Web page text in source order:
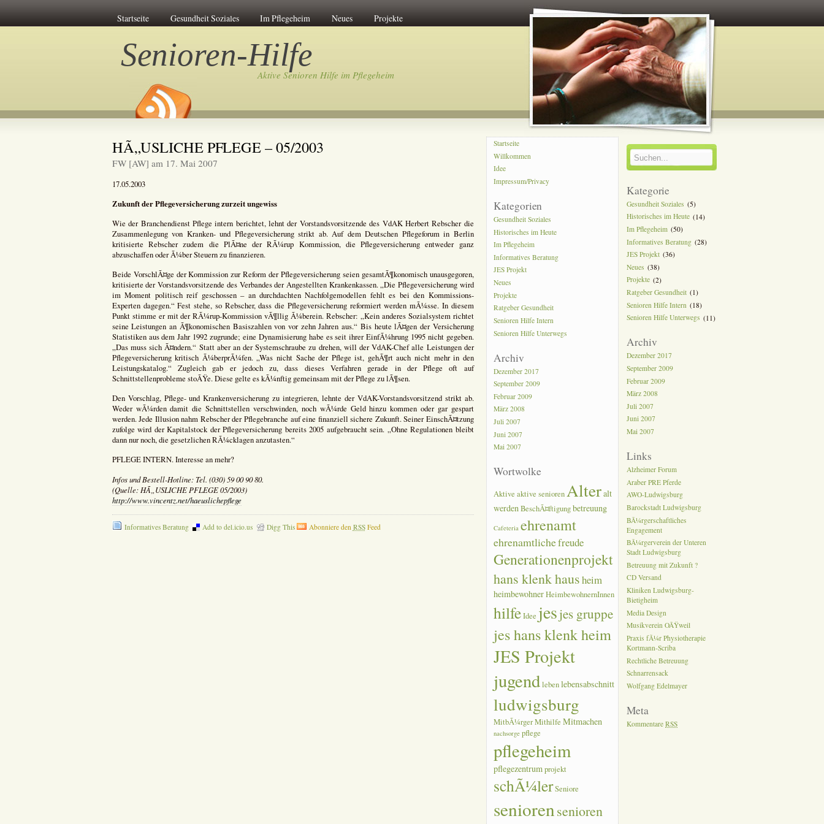
Startseite Gesundheit Soziales Im Pflegeheim Neues Projekte
Senioren-Hilfe
Aktive Senioren Hilfe im Pflegeheim
HÃ„USLICHE PFLEGE – 05/2003
FW [AW] am 17. Mai 2007
17.05.2003
Zukunft der Pflegeversicherung zurzeit ungewiss
Wie der Branchendienst Pflege intern berichtet, lehnt der Vorstandsvorsitzende des VdAK Herbert Rebscher die
Zusammenlegung von Kranken- und Pflegeversicherung strikt ab. Auf dem Deutschen Pflegeforum in Berlin
kritisierte Rebscher zudem die PlÃ¤ne der RÃ¼rup Kommission, die Pflegeversicherung entweder ganz
abzuschaffen oder Ã¼ber Steuern zu finanzieren.
Beide VorschlÃ¤ge der Kommission zur Reform der Pflegeversicherung seien gesamtÃ¶konomisch unausgegoren,
kritisierte der Vorstandsvorsitzende des Verbandes der Angestellten Krankenkassen. „Die Pflegeversicherung wird
im Moment politisch reif geschossen – an durchdachten Nachfolgemodellen fehlt es bei den Kommissions-
Experten dagegen.“ Fest stehe, so Rebscher, dass die Pflegeversicherung reformiert werden mÃ¼sse. In diesem
Punkt stimme er mit der RÃ¼rup-Kommission vÃ¶llig Ã¼berein. Rebscher: „Kein anderes Sozialsystem richtet
seine Leistungen an Ã¶konomischen Basiszahlen von vor zehn Jahren aus.“ Bis heute lÃ¤gen der Versicherung
Statistiken aus dem Jahr 1992 zugrunde; eine Dynamisierung habe es seit ihrer EinfÃ¼hrung 1995 nicht gegeben.
„Das muss sich Ã¤ndern.“ Statt aber an der Systemschraube zu drehen, will der VdAK-Chef alle Leistungen der
Pflegeversicherung kritisch Ã¼berprÃ¼fen. „Was nicht Sache der Pflege ist, gehÃ¶rt auch nicht mehr in den
Leistungskatalog.“ Zugleich gab er jedoch zu, dass dieses Verfahren gerade in der Pflege oft auf
Schnittstellenprobleme stoÃŸe. Diese gelte es kÃ¼nftig gemeinsam mit der Pflege zu lÃ¶sen.
Den Vorschlag, Pflege- und Krankenversicherung zu integrieren, lehnte der VdAK-Vorstandsvorsitzend strikt ab.
Weder wÃ¼rden damit die Schnittstellen verschwinden, noch wÃ¼rde Geld hinzu kommen oder gar gespart
werden. Jede Illusion nahm Rebscher der Pflegebranche auf eine finanziell sichere Zukunft. Seiner EinschÃ¤tzung
zufolge wird der Kapitalstock der Pflegeversicherung bereits 2005 aufgebraucht sein. „Ohne Regulationen bleibt
dann nur noch, die gesetzlichen RÃ¼cklagen anzutasten.“
PFLEGE INTERN. Interesse an mehr?
Infos und Bestell-Hotline: Tel. (030) 59 00 90 80.
(Quelle: HÃ„USLICHE PFLEGE 05/2003)
http://www.vincentz.net/haeuslichepflege
Informatives Beratung Add to del.icio.us Digg This Abonniere den RSSFeed
Startseite
Willkommen
Idee
Impressum/Privacy
Kategorien
Gesundheit Soziales
Historisches im Heute
Im Pflegeheim
Informatives Beratung
JES Projekt
Neues
Projekte
Ratgeber Gesundheit
Senioren Hilfe Intern
Senioren Hilfe Unterwegs
Archiv
Dezember 2017
September 2009
Februar 2009
März 2008
Juli 2007
Juni 2007
Mai 2007
Wortwolke
Aktive aktive seniorenAlteralt
werdenBeschÃ¤ftigungbetreuung
Cafeteria ehrenamt
ehrenamtlichefreude
Generationenprojekt
hans klenk hausheim
heimbewohnerHeimbewohnernInnen
hilfeIdee jesjes gruppe
jes hans klenk heim
JES Projekt
jugendlebenlebensabschnitt
ludwigsburg
MitbÃ¼rgerMithilfe Mitmachen
nachsorge pflege
pflegeheim
pflegezentrumprojekt
schÃ¼lerSeniore
seniorensenioren
Kategorie
Gesundheit Soziales (5)
Historisches im Heute (14)
Im Pflegeheim (50)
Informatives Beratung (28)
JES Projekt (36)
Neues (38)
Projekte (2)
Ratgeber Gesundheit (1)
Senioren Hilfe Intern (18)
Senioren Hilfe Unterwegs (11)
Archiv
Dezember 2017
September 2009
Februar 2009
März 2008
Juli 2007
Juni 2007
Mai 2007
Links
Alzheimer Forum
Araber PRE Pferde
AWO-Ludwigsburg
Barockstadt Ludwigsburg
BÃ¼rgerschaftliches
Engagement
BÃ¼rgerverein der Unteren
Stadt Ludwigsburg
Betreuung mit Zukunft ?
CD Versand
Kliniken Ludwigsburg-
Bietigheim
Media Design
Musikverein OÃŸweil
Praxis fÃ¼r Physiotherapie
Kortmann-Scriba
Rechtliche Betreuung
Schnarrensack
Wolfgang Edelmayer
Meta
KommentareRSS